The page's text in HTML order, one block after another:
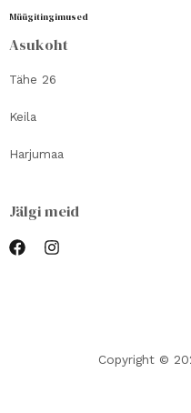
Müügitingimused
Asukoht
Tähe 26
Keila
Harjumaa
Jälgi meid
Copyright ©